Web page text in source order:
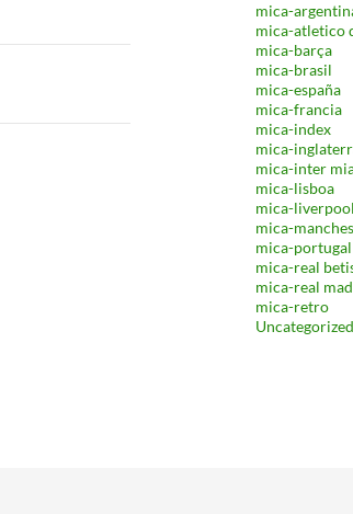
mica-
mica-atletico
mica-barça
mica-brasil
mica-españa
mica-francia
mica-index
mica-
mica-inter
mica-lisboa
mica-liverpool
mica-
mica-portugal
mica-real
mica-real
mica-retro
Uncategorized